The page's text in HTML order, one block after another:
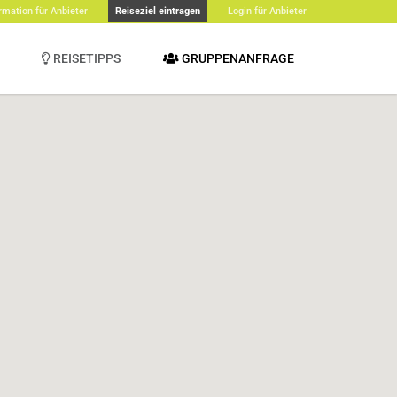
für Anbieter Reiseziel eintragen Login für Anbieter
REISETIPPS GRUPPENANFRAGE